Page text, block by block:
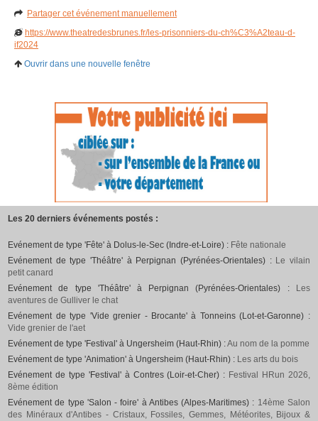
Partager cet événement manuellement
https://www.theatredesbrunes.fr/les-prisonniers-du-ch%C3%A2teau-d-
if2024
Ouvrir dans une nouvelle fenêtre
Les 20 derniers événements postés :
Evénement de type 'Fête' à Dolus-le-Sec (Indre-et-Loire) : Fête nationale
Evénement de type 'Théâtre' à Perpignan (Pyrénées-Orientales) : Le vilain
petit canard
Evénement de type 'Théâtre' à Perpignan (Pyrénées-Orientales) :
Les
aventures de Gulliver le chat
Evénement de type 'Vide grenier - Brocante' à Tonneins (Lot-et-Garonne) :
Vide grenier de l'aet
Evénement de type 'Festival' à Ungersheim (Haut-Rhin) :Au nom de la pomme
Evénement de type 'Animation' à Ungersheim (Haut-Rhin) : Les arts du bois
Evénement de type 'Festival' à Contres (Loir-et-Cher) : Festival HRun 2026,
8ème édition
Evénement de type 'Salon - foire' à Antibes (Alpes-Maritimes) : 14ème Salon
des Minéraux d'Antibes - Cristaux, Fossiles, Gemmes, Météorites, Bijoux &